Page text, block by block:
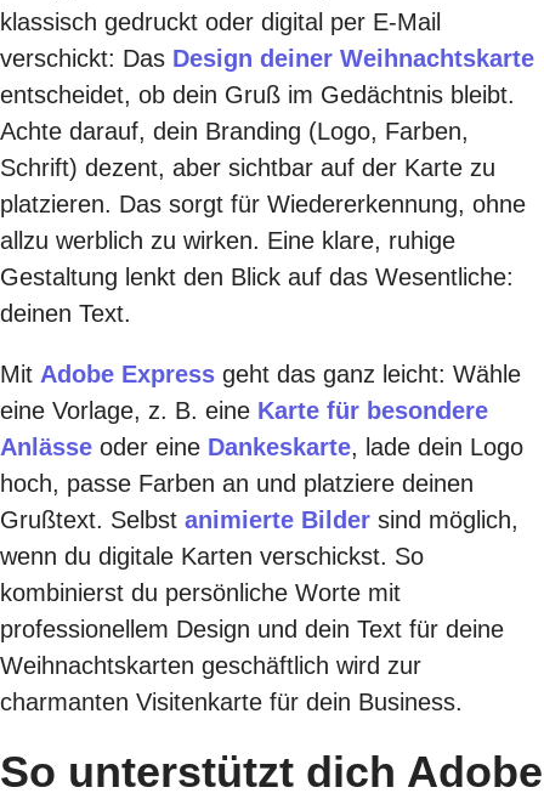
klassisch gedruckt oder digital per E-Mail
verschickt: Das Design deiner Weihnachtskarte
entscheidet, ob dein Gruß im Gedächtnis bleibt.
Achte darauf, dein Branding (Logo, Farben,
Schrift) dezent, aber sichtbar auf der Karte zu
platzieren. Das sorgt für Wiedererkennung, ohne
allzu werblich zu wirken. Eine klare, ruhige
Gestaltung lenkt den Blick auf das Wesentliche:
deinen Text.
Mit Adobe Express geht das ganz leicht: Wähle
eine Vorlage, z. B. eine Karte für besondere
Anlässe oder eine Dankeskarte, lade dein Logo
hoch, passe Farben an und platziere deinen
Grußtext. Selbst animierte Bilder sind möglich,
wenn du digitale Karten verschickst. So
kombinierst du persönliche Worte mit
professionellem Design und dein Text für deine
Weihnachtskarten geschäftlich wird zur
charmanten Visitenkarte für dein Business.
So unterstützt dich Adobe